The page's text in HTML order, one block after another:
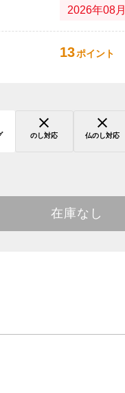
2026年08
13ポイント
のし対応 仏のし対応
在庫なし